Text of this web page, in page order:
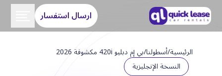
ارسال استفسار
الرئيسية/أسطولنا/بي إم دبليو 420i مكشوفة 2026
النسخة الإنجليزية